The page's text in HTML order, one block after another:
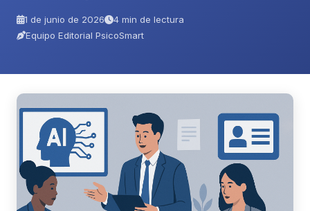
1 de junio de 2026
4 min de lectura
Equipo Editorial PsicoSmart